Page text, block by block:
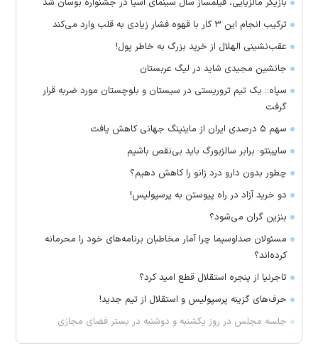
بازیگر مالزیایی، فیلمساز سال سینمای آسیا در جشنواره بوسان شد
ترکیب انجام این ۳ کار با قهوه فشار زیادی به قلب وارد می‌کند
عقب‌نشینی الهلال از خرید بزرگ به خاطر پول!
جانشین مجیدی شاید در لیگ عربستان
سپاه:: یک تیم تروریستی در سیستان و بلوچستان مورد ضربه قرار
گرفت
سهم ۵ درصدی ایران از ماینینگ جهانی کاهش یافت
ساپینتو: برابر سالزبورگ باید بی‌نقص باشیم
چطور بدون دارو درد زانو را کاهش دهیم؟
دو خرید آزاد در راه پیوستن به پرسپولیس!
بنزین گران می‌شود؟
مسئولان صداوسیما چرا آمار مخاطبان برنامه‌های خود را محرمانه
کرده‌اند؟
تاجرنیا از پنجره استقلال قطع امید کرد؟
حرف‌های گزینه پرسپولیس و استقلال از تیم جدید!
جلسه مجلس در روز یکشنبه و دوشنبه در بستر فضای مجازی